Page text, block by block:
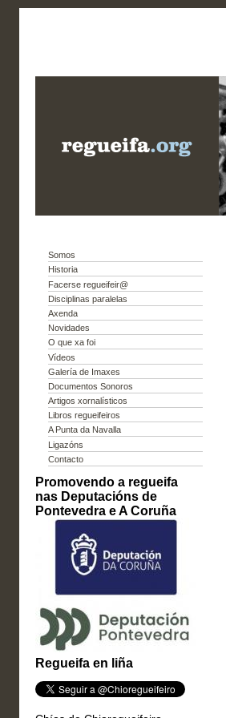
Somos
Historia
Facerse regueifeir@
Disciplinas paralelas
Axenda
Novidades
O que xa foi
Vídeos
Galería de Imaxes
Documentos Sonoros
Artigos xornalísticos
Libros regueifeiros
A Punta da Navalla
Ligazóns
Contacto
Promovendo a regueifa
nas Deputacións de
Pontevedra e A Coruña
Regueifa en liña